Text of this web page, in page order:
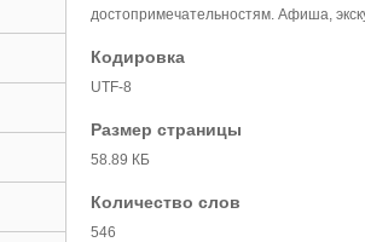
достопримечательностям. Афиша,
Кодировка
UTF-8
Размер страницы
58.89 КБ
Количество слов
546